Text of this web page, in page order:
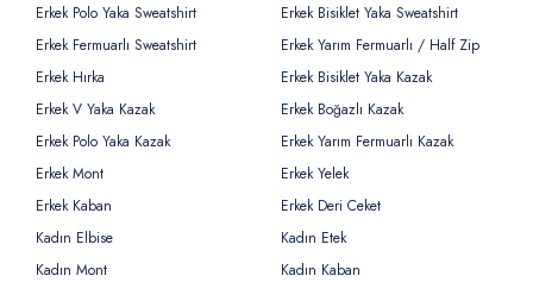
Erkek Polo Yaka Sweatshirt
Erkek Bisiklet Yaka Sweatshirt
Erkek Fermuarlı Sweatshirt
Erkek Yarım Fermuarlı / Half Zip
Erkek Hırka
Erkek Bisiklet Yaka Kazak
Erkek V Yaka Kazak
Erkek Boğazlı Kazak
Erkek Polo Yaka Kazak
Erkek Yarım Fermuarlı Kazak
Erkek Mont
Erkek Yelek
Erkek Kaban
Erkek Deri Ceket
Kadın Elbise
Kadın Etek
Kadın Mont
Kadın Kaban